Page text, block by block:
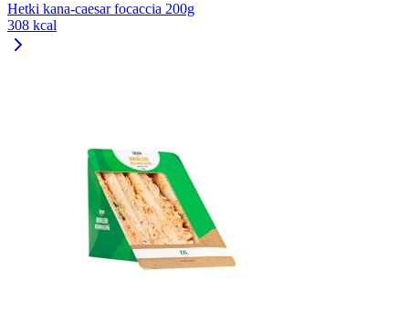
Hetki kana-caesar focaccia 200g
308 kcal